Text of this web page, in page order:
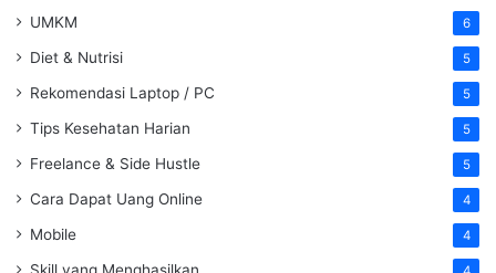
UMKM 6
Diet & Nutrisi 5
Rekomendasi Laptop / PC 5
Tips Kesehatan Harian 5
Freelance & Side Hustle 5
Cara Dapat Uang Online 4
Mobile 4